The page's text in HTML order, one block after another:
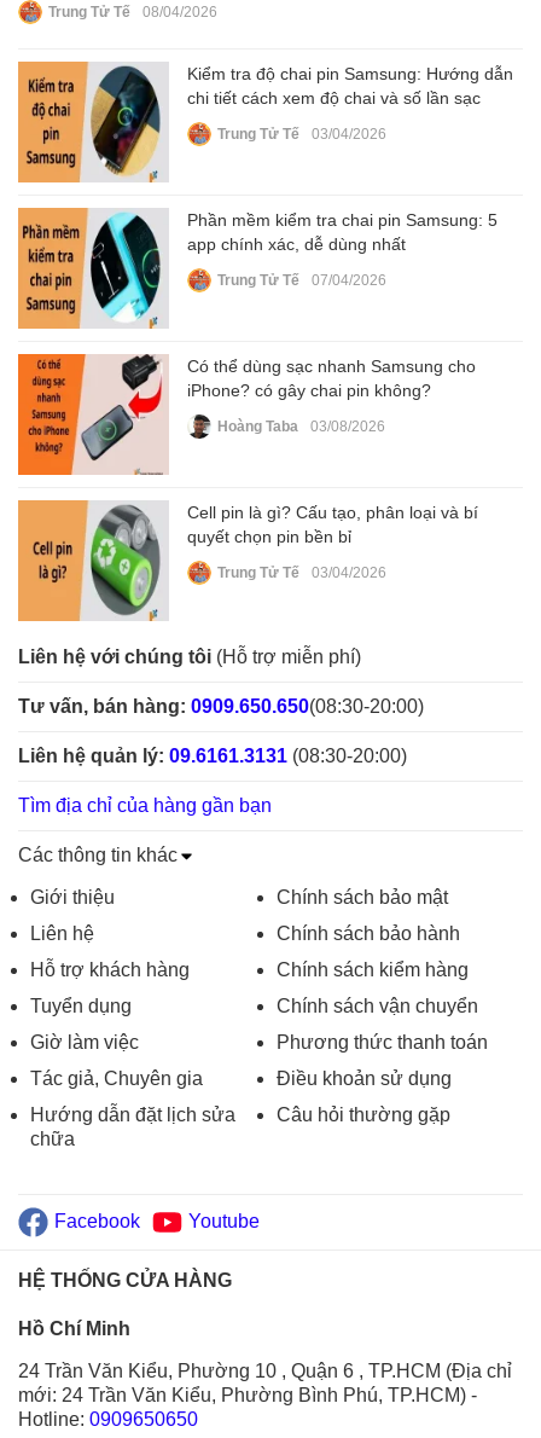
Trung Tử Tế 08/04/2026
Kiểm tra độ chai pin Samsung: Hướng dẫn
chi tiết cách xem độ chai và số lần sạc
Trung Tử Tế 03/04/2026
Phần mềm kiểm tra chai pin Samsung: 5
app chính xác, dễ dùng nhất
Trung Tử Tế 07/04/2026
Có thể dùng sạc nhanh Samsung cho
iPhone? có gây chai pin không?
Hoàng Taba 03/08/2026
Cell pin là gì? Cấu tạo, phân loại và bí
quyết chọn pin bền bỉ
Trung Tử Tế 03/04/2026
Liên hệ với chúng tôi (Hỗ trợ miễn phí)
Tư vấn, bán hàng: 0909.650.650(08:30-20:00)
Liên hệ quản lý: 09.6161.3131 (08:30-20:00)
Tìm địa chỉ của hàng gần bạn
Các thông tin khác
Giới thiệu
Liên hệ
Hỗ trợ khách hàng
Tuyển dụng
Giờ làm việc
Tác giả, Chuyên gia
Hướng dẫn đặt lịch sửa
chữa
Chính sách bảo mật
Chính sách bảo hành
Chính sách kiểm hàng
Chính sách vận chuyển
Phương thức thanh toán
Điều khoản sử dụng
Câu hỏi thường gặp
Facebook Youtube
HỆ THỐNG CỬA HÀNG
Hồ Chí Minh
24 Trần Văn Kiểu, Phường 10 , Quận 6 , TP.HCM (Địa chỉ
mới: 24 Trần Văn Kiểu, Phường Bình Phú, TP.HCM) -
Hotline: 0909650650